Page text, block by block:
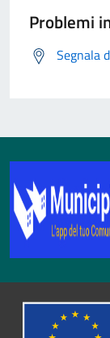
Problemi
Segnala